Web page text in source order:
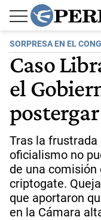
SORPRESA EN EL
Caso
el
Tras la frustrada
oficialismo no
de una comisión
criptogate.
que aportaron
en la Cámara